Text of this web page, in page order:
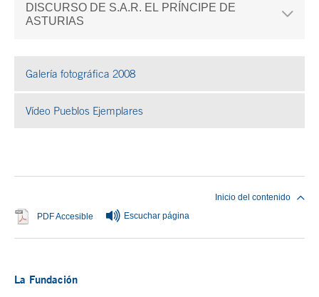
DISCURSO DE S.A.R. EL PRÍNCIPE DE
ASTURIAS
Galería fotográfica 2008
Vídeo Pueblos Ejemplares
PDF Accesible Se abre en ventana nueva
Escuchar página
Inicio del contenido
La Fundación